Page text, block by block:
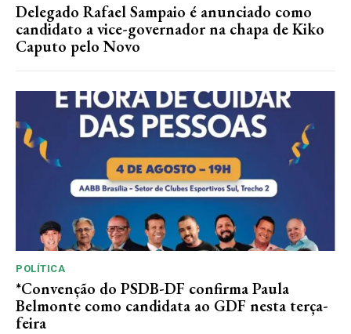
Delegado Rafael Sampaio é anunciado como
candidato a vice-governador na chapa de Kiko
Caputo pelo Novo
POLÍTICA
*Convenção do PSDB-DF confirma Paula
Belmonte como candidata ao GDF nesta terça-
feira